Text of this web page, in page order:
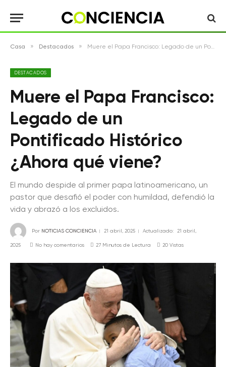
Casa » Destacados » Muere el Papa Francisco: Legado de un Pontificado Histórico ¿Ahora qué viene?
DESTACADOS
Muere el Papa Francisco:
Legado de un
Pontificado Histórico
¿Ahora qué viene?
El mundo despide al primer papa latinoamericano, un
pastor que desafió el poder con humildad, defendió la
vida y abrazó a los excluidos.
Por NOTICIAS CONCIENCIA 21 abril, 2025 Actualizado: 21 abril,
2025 No hay comentarios 27 Minutos de Lectura 20 Vistas